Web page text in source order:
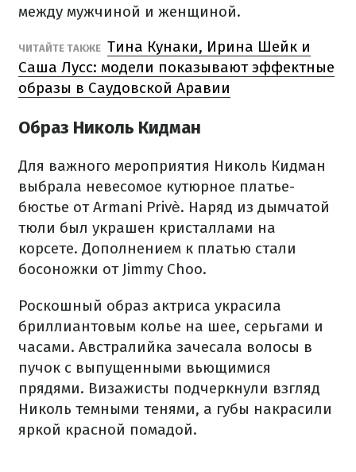
между мужчиной и женщиной.
ЧИТАЙТЕ ТАКЖЕ Тина Кунаки, Ирина Шейк и
Саша Лусс: модели показывают эффектные
образы в Саудовской Аравии
Образ Николь Кидман
Для важного мероприятия Николь Кидман
выбрала невесомое кутюрное платье-
бюстье от Armani Privè. Наряд из дымчатой
тюли был украшен кристаллами на
корсете. Дополнением к платью стали
босоножки от Jimmy Choo.
Роскошный образ актриса украсила
бриллиантовым колье на шее, серьгами и
часами. Австралийка зачесала волосы в
пучок с выпущенными вьющимися
прядями. Визажисты подчеркнули взгляд
Николь темными тенями, а губы накрасили
яркой красной помадой.